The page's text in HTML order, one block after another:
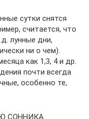
сутки снятся
считается, что
лунные дни,
ни о чем).
как 1,3, 4 и др.
почти всегда
особенно те,
СОННИКА